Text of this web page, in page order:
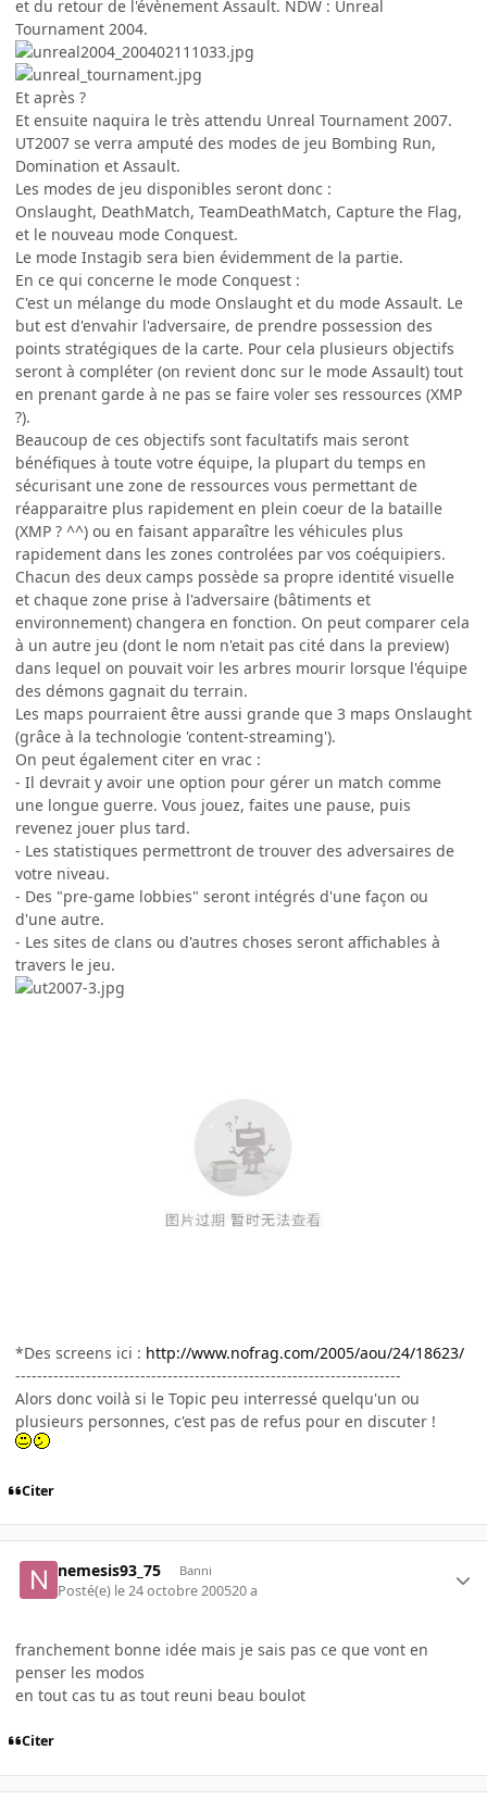
et du retour de l'évènement Assault. NDW : Unreal
Tournament 2004.
Et après ?
Et ensuite naquira le très attendu Unreal Tournament 2007.
UT2007 se verra amputé des modes de jeu Bombing Run,
Domination et Assault.
Les modes de jeu disponibles seront donc :
Onslaught, DeathMatch, TeamDeathMatch, Capture the Flag,
et le nouveau mode Conquest.
Le mode Instagib sera bien évidemment de la partie.
En ce qui concerne le mode Conquest :
C'est un mélange du mode Onslaught et du mode Assault. Le
but est d'envahir l'adversaire, de prendre possession des
points stratégiques de la carte. Pour cela plusieurs objectifs
seront à compléter (on revient donc sur le mode Assault) tout
en prenant garde à ne pas se faire voler ses ressources (XMP
?).
Beaucoup de ces objectifs sont facultatifs mais seront
bénéfiques à toute votre équipe, la plupart du temps en
sécurisant une zone de ressources vous permettant de
réapparaitre plus rapidement en plein coeur de la bataille
(XMP ? ^^) ou en faisant apparaître les véhicules plus
rapidement dans les zones controlées par vos coéquipiers.
Chacun des deux camps possède sa propre identité visuelle
et chaque zone prise à l'adversaire (bâtiments et
environnement) changera en fonction. On peut comparer cela
à un autre jeu (dont le nom n'etait pas cité dans la preview)
dans lequel on pouvait voir les arbres mourir lorsque l'équipe
des démons gagnait du terrain.
Les maps pourraient être aussi grande que 3 maps Onslaught
(grâce à la technologie 'content-streaming').
On peut également citer en vrac :
- Il devrait y avoir une option pour gérer un match comme
une longue guerre. Vous jouez, faites une pause, puis
revenez jouer plus tard.
- Les statistiques permettront de trouver des adversaires de
votre niveau.
- Des "pre-game lobbies" seront intégrés d'une façon ou
d'une autre.
- Les sites de clans ou d'autres choses seront affichables à
travers le jeu.
*Des screens ici : http://www.nofrag.com/2005/aou/24/18623/
-----------------------------------------------------------------------
Alors donc voilà si le Topic peu interressé quelqu'un ou
plusieurs personnes, c'est pas de refus pour en discuter !
Citer
nemesis93_75 Banni
Posté(e) le 24 octobre 200520 a
franchement bonne idée mais je sais pas ce que vont en
penser les modos
en tout cas tu as tout reuni beau boulot
Citer